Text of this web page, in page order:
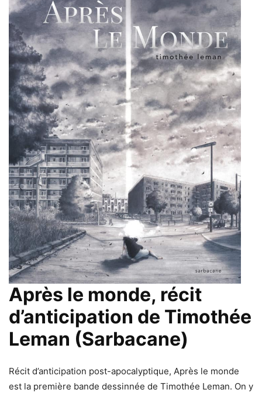
Après le monde, récit
d’anticipation de Timothée
Leman (Sarbacane)
Récit d’anticipation post-apocalyptique, Après le monde
est la première bande dessinnée de Timothée Leman. On y